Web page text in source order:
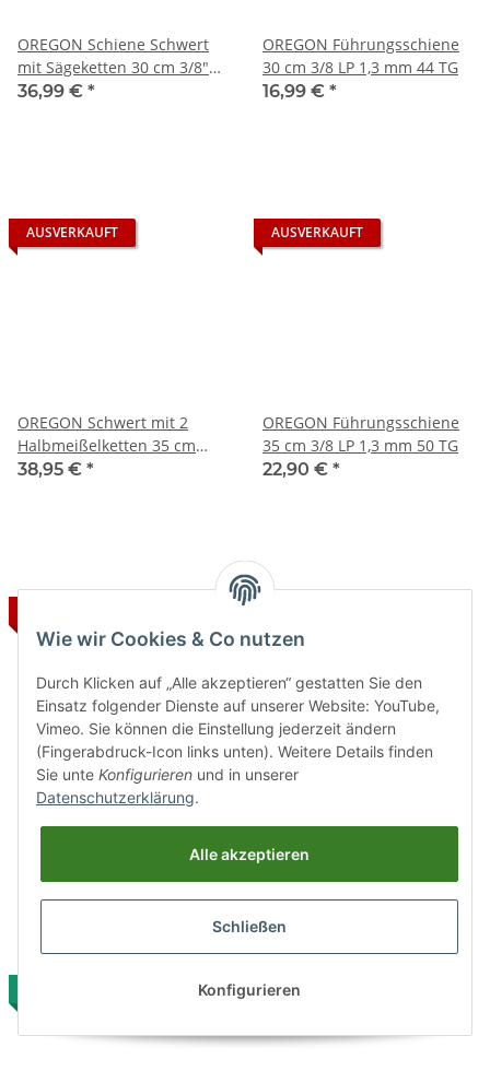
OREGON Schiene Schwert
mit Sägeketten 30 cm 3/8"
LP 1,3 mm 44 TG
36,99 € *
OREGON Führungsschiene
30 cm 3/8 LP 1,3 mm 44 TG
16,99 € *
AUSVERKAUFT
OREGON Schwert mit 2
Halbmeißelketten 35 cm
3/8" LP 1,3 mm 50 TG
38,95 € *
AUSVERKAUFT
OREGON Führungsschiene
35 cm 3/8 LP 1,3 mm 50 TG
22,90 € *
OREGON Sägekette 30 cm
3/8" LP 1,3 mm 44 TG
Halbmeißelketten 40 cm
3/8" LP 1,3 mm 55 TG
48,95 €
AUF LAGER
Wie wir Cookies & Co nutzen
Durch Klicken auf „Alle akzeptieren“ gestatten Sie den
Einsatz folgender Dienste auf unserer Website: YouTube,
Vimeo. Sie können die Einstellung jederzeit ändern
(Fingerabdruck-Icon links unten). Weitere Details finden
Sie unte Konfigurieren und in unserer
Datenschutzerklärung.
Alle akzeptieren
Schließen
Konfigurieren